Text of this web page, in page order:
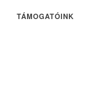
TÁMOGATÓINK